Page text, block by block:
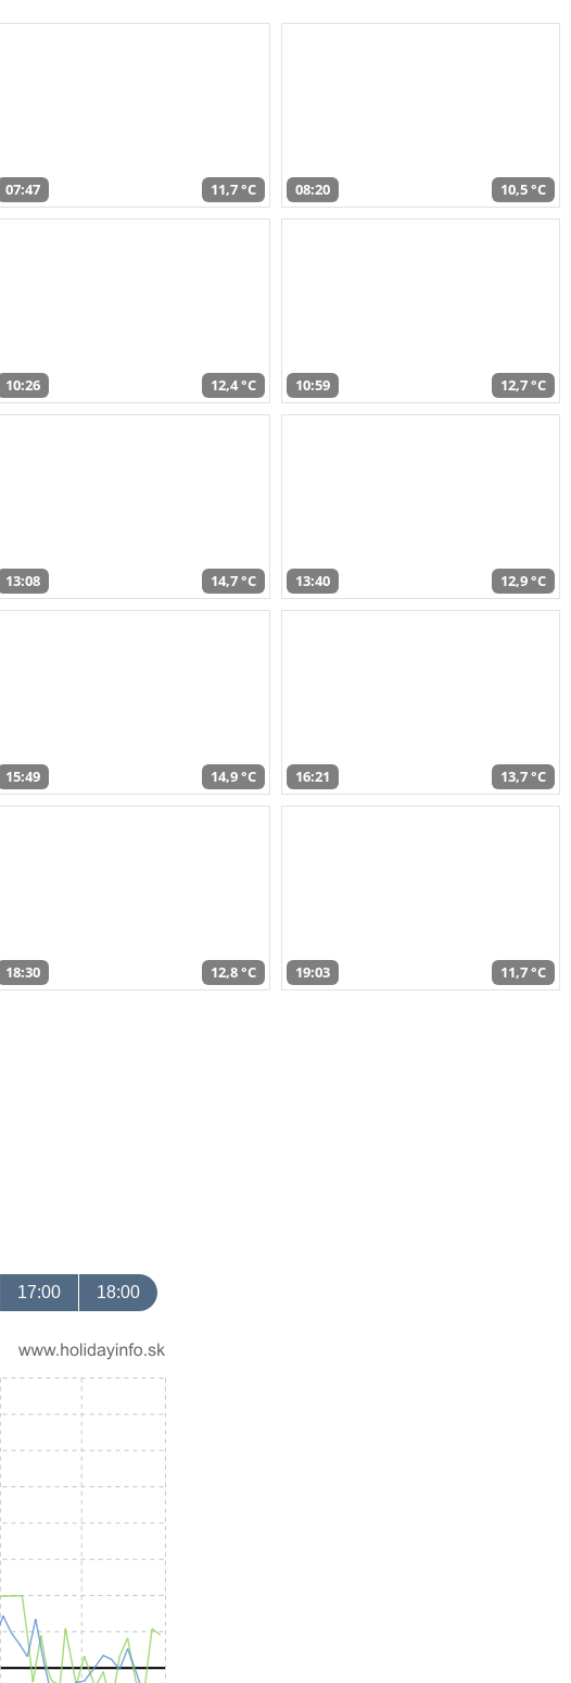
07:47 11,7 °C 08:20 10,5 °C
10:26 12,4 °C 10:59 12,7 °C
13:08 14,7 °C 13:40 12,9 °C
15:49 14,9 °C 16:21 13,7 °C
18:30 12,8 °C 19:03 11,7 °C
17:00 18:00